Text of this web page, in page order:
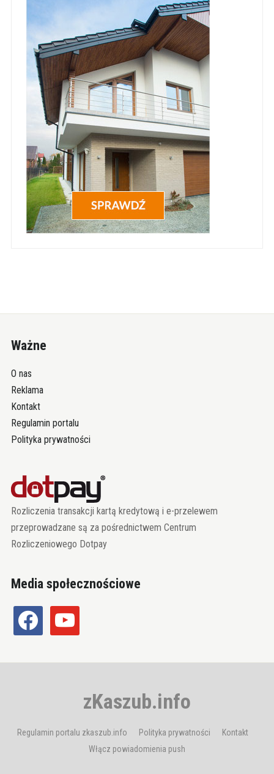
Ważne
O nas
Reklama
Kontakt
Regulamin portalu
Polityka prywatności
Rozliczenia transakcji kartą kredytową i e-przelewem
przeprowadzane są za pośrednictwem Centrum
Rozliczeniowego Dotpay
Media społecznościowe
facebook youtube
zKaszub.info
Regulamin portalu zkaszub.info Polityka prywatności
Kontakt
Włącz powiadomienia push